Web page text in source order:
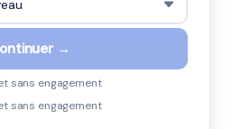
→
sans engagement
sans engagement